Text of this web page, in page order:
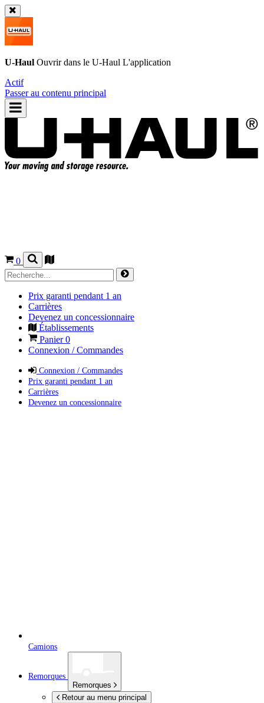
U-Haul Ouvrir dans le U-Haul L'application
Actif
Passer au contenu principal
0
Prix garanti pendant 1 an
Carrières
Devenez un concessionnaire
Établissements
Panier0
Connexion / Commandes
Connexion / Commandes
Prix garanti pendant 1 an
Carrières
Devenez un concessionnaire
Camions
Remorques
Remorques
Retour au menu principal